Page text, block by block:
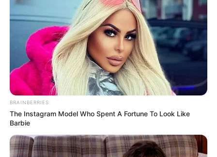
Partidos que fazem parte de Bloco
PL - Partido Liberal
Integrantes: 92
Líder: Sóstenes Cavalcante (RJ). E-mail:
5560.
UNIÃO - União Brasil
Integrantes: 59
BRAINBERRIES
The Instagram Model Who Spent A Fortune To Look Like
Barbie